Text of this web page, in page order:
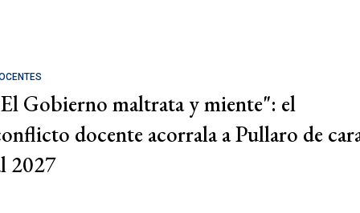
Gobierno maltrata y miente": el
docente acorrala a Pullaro de
2027